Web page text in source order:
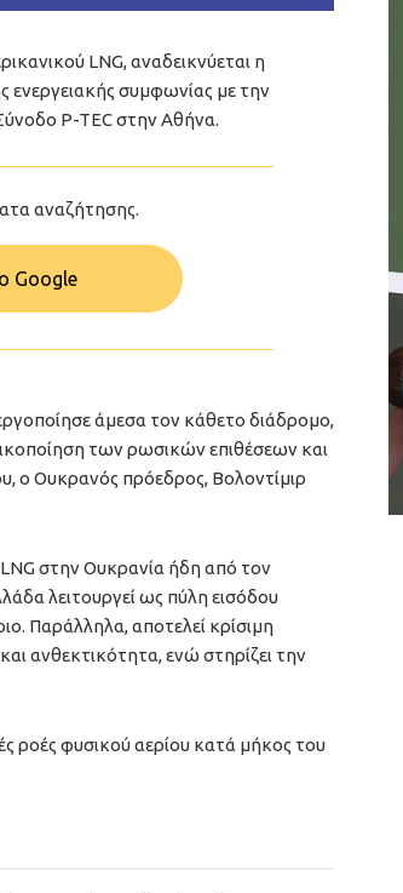
LNG, αναδεικνύεται η
συμφωνίας με την
P-TEC στην Αθήνα.
αναζήτησης.
Google
άμεσα τον κάθετο διάδρομο,
των ρωσικών επιθέσεων και
ο Ουκρανός πρόεδρος, Βολοντίμιρ
στην Ουκρανία ήδη από τον
λειτουργεί ως πύλη εισόδου
Παράλληλα, αποτελεί κρίσιμη
ανθεκτικότητα, ενώ στηρίζει την
ροές φυσικού αερίου κατά μήκος του